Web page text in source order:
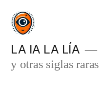
Saltar
contenido
LA IA LA LÍA
y otras siglas raras